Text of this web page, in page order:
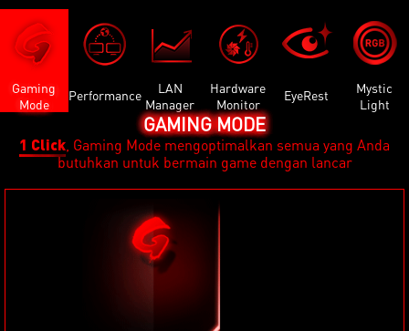
Gaming
Mode
Performance
LAN
Manager
Hardware
Monitor
EyeRest
Mystic
Light
GAMING MODE
1 Click , Gaming Mode mengoptimalkan semua yang Anda
butuhkan untuk bermain game dengan lancar